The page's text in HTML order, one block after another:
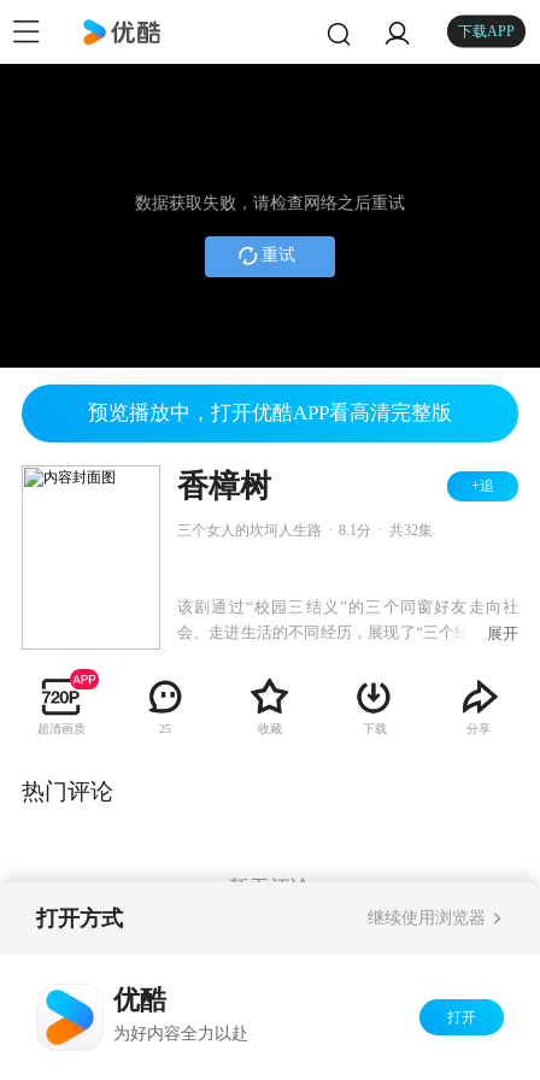
下载APP
数据获取失败，请检查网络之后重试
重试
预览播放中，打开优酷APP看高清完整版
香樟树 +追
三个女人的坎坷人生路 8.1分 共32集
该剧通过“校园三结义”的三个同窗好友走向社
会、走进生活的不同经历，展现了“三个经历曲折
友情”。
展开
超清画质 25 收藏 下载 分享
热门评论
暂无评论
打开方式 继续使用浏览器
优酷
为好内容全力以赴
打开